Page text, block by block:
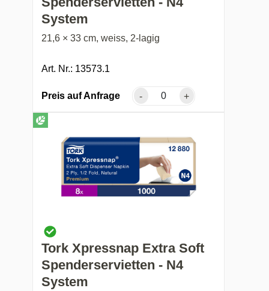
System
21,6 × 33 cm, weiss, 2-lagig
Art. Nr.: 13573.1
Preis auf Anfrage - +
Tork Xpressnap Extra Soft
Spenderservietten - N4
System